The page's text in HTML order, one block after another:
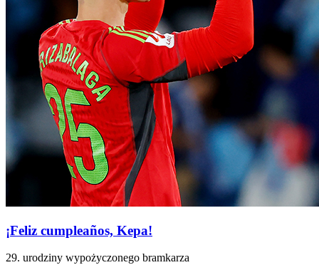
¡Feliz cumpleaños, Kepa!
29. urodziny wypożyczonego bramkarza